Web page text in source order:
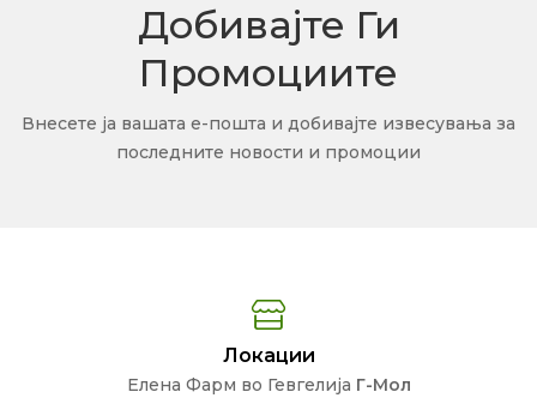
Добивајте Ги
Промоциите
Внесете ја вашата е-пошта и добивајте извесувања за
последните новости и промоции
Локации
Елена Фарм во Гевгелија Г-Мол